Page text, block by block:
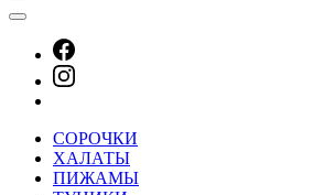
СОРОЧКИ
ХАЛАТЫ
ПИЖАМЫ